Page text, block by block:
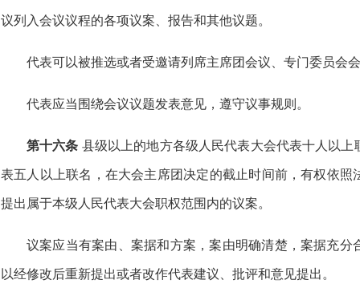
议列入会议议程的各项议案、报告和其他议题。
代表可以被推选或者受邀请列席主席团会议、专门委员会
代表应当围绕会议议题发表意见，遵守议事规则。
第十六条 县级以上的地方各级人民代表大会代表十人以
表五人以上联名，在大会主席团决定的截止时间前，有权依
提出属于本级人民代表大会职权范围内的议案。
议案应当有案由、案据和方案，案由明确清楚，案据充
以经修改后重新提出或者改作代表建议、批评和意见提出。